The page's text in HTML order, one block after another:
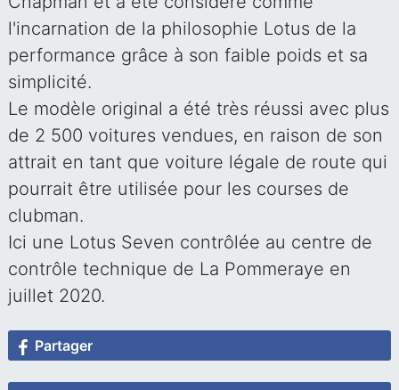
l'incarnation de la philosophie Lotus de la
performance grâce à son faible poids et sa
simplicité.
Le modèle original a été très réussi avec plus
de 2 500 voitures vendues, en raison de son
attrait en tant que voiture légale de route qui
pourrait être utilisée pour les courses de
clubman.
Ici une Lotus Seven contrôlée au centre de
contrôle technique de La Pommeraye en
juillet 2020.
Partager